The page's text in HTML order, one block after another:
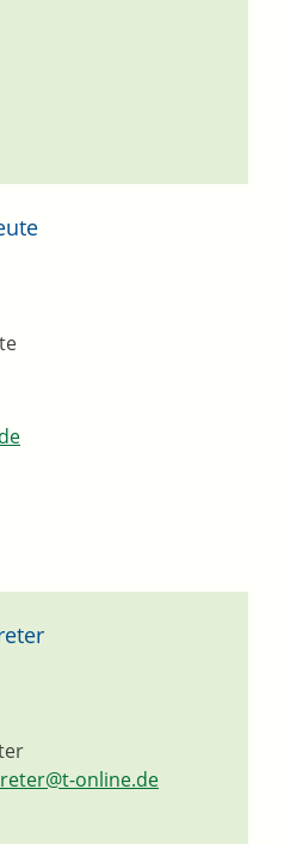
online.de